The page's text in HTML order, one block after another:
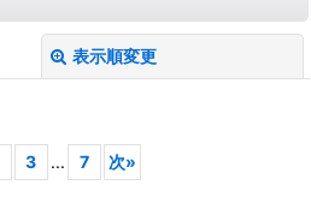
表示順変更
3 ... 7 次»